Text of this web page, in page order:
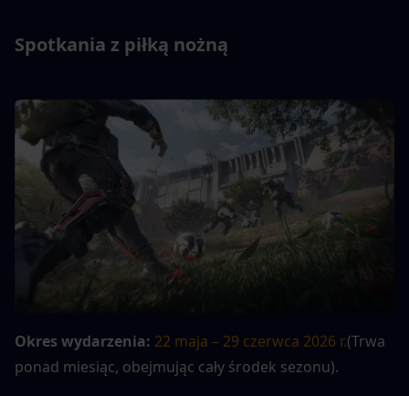
Spotkania z piłką nożną
Okres wydarzenia: 22 maja – 29 czerwca 2026 r.(Trwa
ponad miesiąc, obejmując cały środek sezonu).